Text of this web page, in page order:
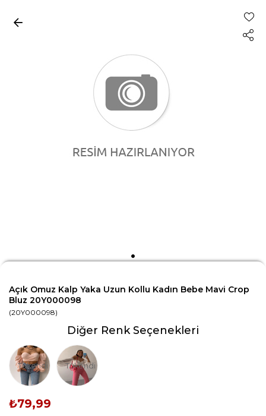
Açık Omuz Kalp Yaka Uzun Kollu Kadın Bebe Mavi Crop
Bluz 20Y000098
(20Y000098)
Diğer Renk Seçenekleri
Tükendi Tükendi
₺79,99